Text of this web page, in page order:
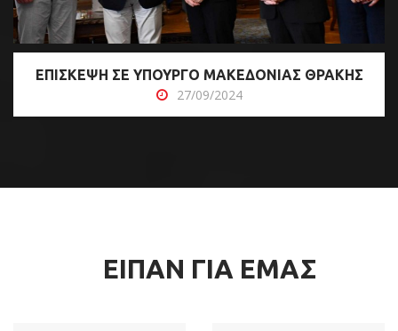
ΕΠΙΣΚΕΨΗ ΣΕ ΥΠΟΥΡΓΟ ΜΑΚΕΔΟΝΙΑΣ ΘΡΑΚΗΣ
27/09/2024
ΕΙΠΑΝ ΓΙΑ ΕΜΑΣ